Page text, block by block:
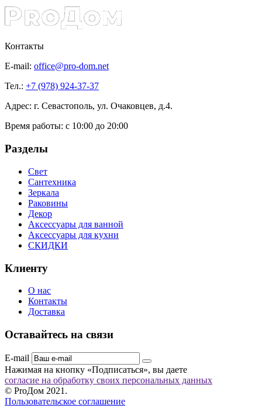
Контакты
E-mail: office@pro-dom.net
Тел.: +7 (978) 924-37-37
Адрес: г. Севастополь, ул. Очаковцев, д.4.
Время работы: с 10:00 до 20:00
Разделы
Свет
Сантехника
Зеркала
Раковины
Декор
Аксессуары для ванной
Аксессуары для кухни
СКИДКИ
Клиенту
О нас
Контакты
Доставка
Оставайтесь на связи
E-mail
Нажимая на кнопку «Подписаться», вы даете
согласие на обработку своих персональных данных
© ProДом 2021.
Пользовательское соглашение